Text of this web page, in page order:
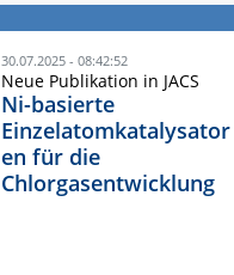
30.07.2025 - 08:42:52
Neue Publikation in JACS
Ni-basierte
Einzelatomkatalysator
en für die
Chlorgasentwicklung